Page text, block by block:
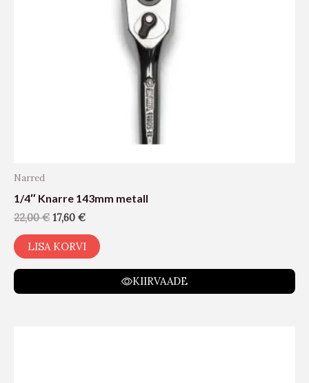
Narred
1/4″ Knarre 143mm metall
22,00€ 17,60 €
LISA KORVI
KIIRVAADE